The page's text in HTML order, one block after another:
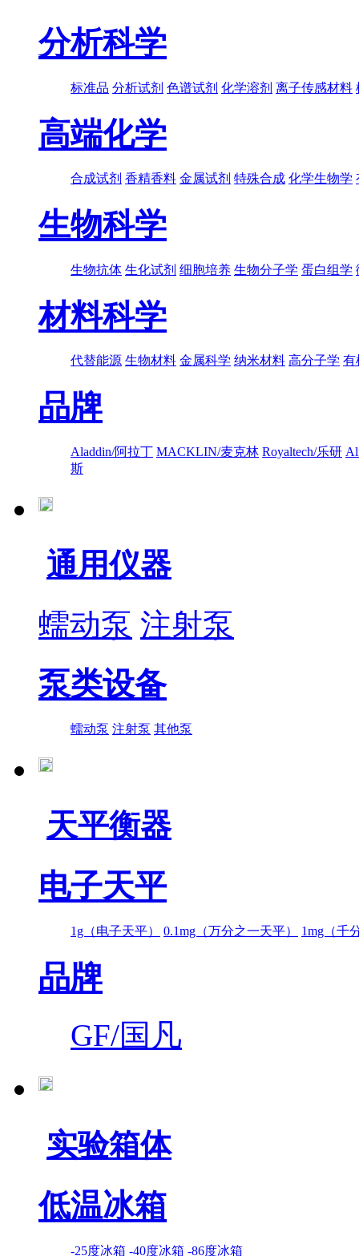
分析科学
标准品 分析试剂 色谱试剂 化学溶剂 离子传感材料
高端化学
合成试剂 香精香料 金属试剂 特殊合成 化学生物学
生物科学
生物抗体 生化试剂 细胞培养 生物分子学 蛋白组学
材料科学
代替能源 生物材料 金属科学 纳米材料 高分子学 有
品牌
Aladdin/阿拉丁 MACKLIN/麦克林 Royaltech/乐研
斯
通用仪器
蠕动泵 注射泵
泵类设备
蠕动泵 注射泵 其他泵
天平衡器
电子天平
1g（电子天平） 0.1mg（万分之一天平） 1mg（千
品牌
GF/国凡
实验箱体
低温冰箱
-25度冰箱 -40度冰箱 -86度冰箱